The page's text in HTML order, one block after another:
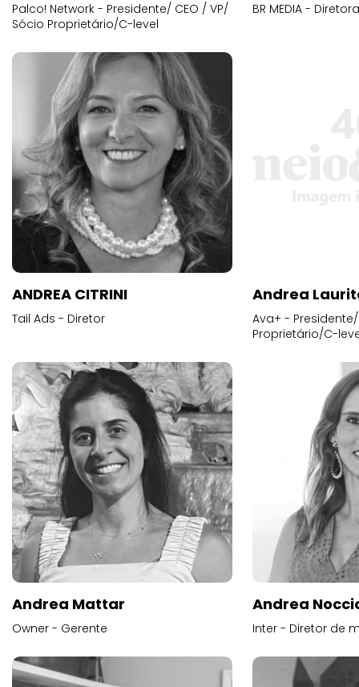
Palco! Network - Presidente/ CEO / VP/
Sócio Proprietário/C-level
BR MEDIA -
ANDREA CITRINI
Tail Ads - Diretor
Andrea
Ava+ -
Proprietário/C-
Andrea Mattar
Owner - Gerente
Andrea
Inter - Diretor de